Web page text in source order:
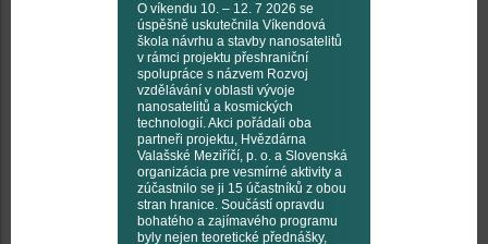
O víkendu 10. – 12. 7 2026 se
úspěšně uskutečnila Víkendová
škola návrhu a stavby nanosatelitů
v rámci projektu přeshraniční
spolupráce s názvem Rozvoj
vzdělávání v oblasti vývoje
nanosatelitů a kosmických
technologií. Akci pořádali oba
partneři projektu, Hvězdárna
Valašské Meziříčí, p. o. a Slovenská
organizácia pre vesmírné aktivity a
zúčastnilo se ji 15 účastníků z obou
stran hranice. Součástí opravdu
bohatého a zajímavého programu
byly nejen teoretické přednášky,